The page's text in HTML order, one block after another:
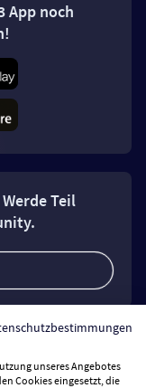
App noch
Teil
unseres Angebotes
Cookies eingesetzt, die